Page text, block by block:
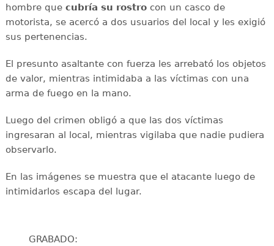
hombre que cubría su rostrocon un casco de
motorista, se acercó a dos usuarios del local y les exigió
sus pertenencias.
El presunto asaltante con fuerza les arrebató los objetos
de valor, mientras intimidaba a las víctimas con una
arma de fuego en la mano.
Luego del crimen obligó a que las dos víctimas
ingresaran al local, mientras vigilaba que nadie pudiera
observarlo.
En las imágenes se muestra que el atacante luego de
intimidarlos escapa del lugar.
GRABADO: